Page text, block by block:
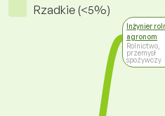
Rzadkie (<5%)
Inżynier
agronom
Rolnictwo,
przemysł
spożywczy